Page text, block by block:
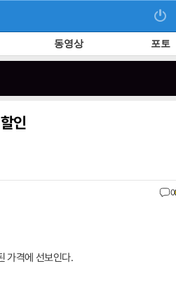
동영상 포토
인
0
가격에 선보인다.